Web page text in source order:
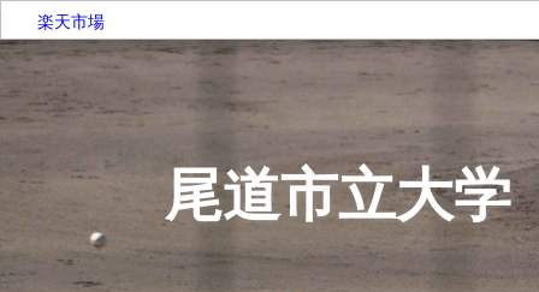
楽天市場
尾道市立大